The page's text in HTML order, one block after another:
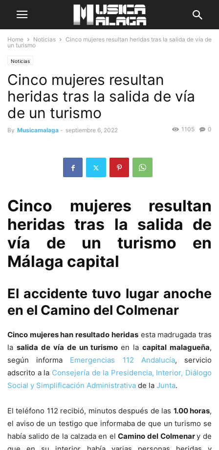
Home Noticias
Cinco mujeres resultan heridas tras la salida de vía de
un turismo
Noticias
Cinco mujeres resultan
heridas tras la salida de vía
de un turismo
By Musicamalaga - septiembre 6, 2022 0
1105
Cinco mujeres resultan
heridas tras la salida de
vía de un turismo en
Málaga capital
El accidente tuvo lugar anoche
en el Camino del Colmenar
Cinco mujeres han resultado heridasesta madrugada tras
la salida de vía de un turismoen lacapital malagueña,
según informa Emergencias 112 Andalucía, servicio
adscrito a la Consejería de la Presidencia, Interior, Diálogo
Social y Simplificación Administrativa de la Junta.
El teléfono 112 recibió, minutos después de las 1.00 horas,
el aviso de un testigo que informaba de que un turismo se
había salido de la calzada en elCamino del Colmenary de